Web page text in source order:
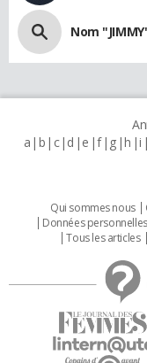
Nom
a b c d e f g h i
Qui sommes nous
Données personnelles
Tous les articles